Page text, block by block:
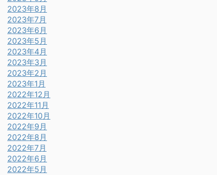
2023年8月
2023年7月
2023年6月
2023年5月
2023年4月
2023年3月
2023年2月
2023年1月
2022年12月
2022年11月
2022年10月
2022年9月
2022年8月
2022年7月
2022年6月
2022年5月